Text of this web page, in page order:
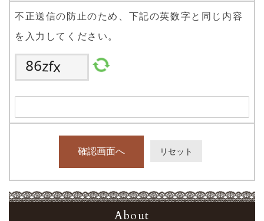
不正送信の防止のため、下記の英数字と同じ内容
を入力してください。
About